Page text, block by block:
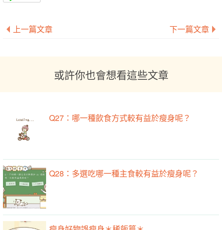
上一篇文章 下一篇文章
或許你也會想看這些文章
Q27：哪一種飲食方式較有益於瘦身呢？
Q28：多選吃哪一種主食較有益於瘦身呢？